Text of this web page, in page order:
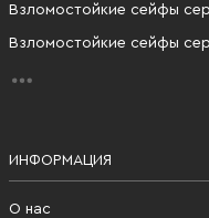
Взломостойкие сейфы
Взломостойкие сейфы
ИНФОРМАЦИЯ
О нас